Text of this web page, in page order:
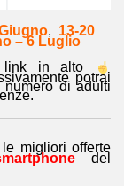
, 13-20
– 6 Luglio
link in alto
potrai
di adulti
migliori offerte
del